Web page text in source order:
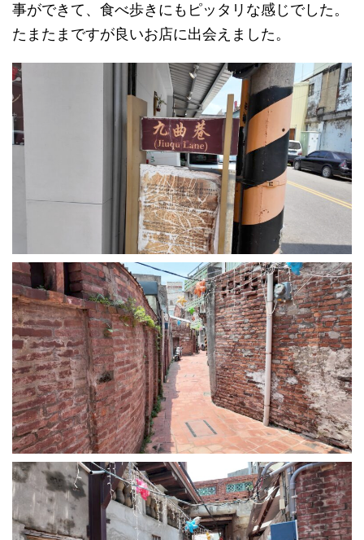
事ができて、食べ歩きにもピッタリな感じでした。
たまたまですが良いお店に出会えました。